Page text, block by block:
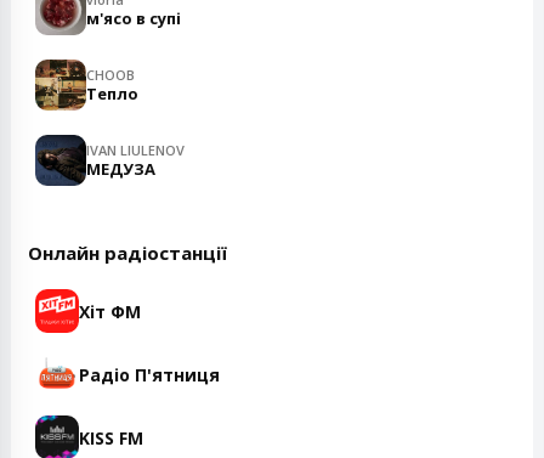
м'ясо в супі
CHOOB
Тепло
IVAN LIULENOV
МЕДУЗА
Онлайн радіостанції
Хіт ФМ
Радіо П'ятниця
KISS FM